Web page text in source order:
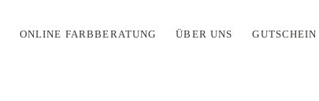
ONLINE FARBBERATUNG ÜBER UNS GUTSCHEIN